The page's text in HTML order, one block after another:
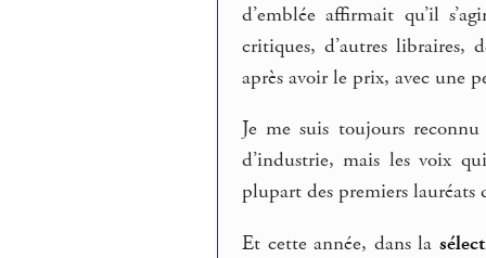
d’emblée affirmait qu’il
critiques, d’autres libraires,
après avoir le prix, avec une
Je me suis toujours
d’industrie, mais les voix
plupart des premiers lauréats
Et cette année, dans la